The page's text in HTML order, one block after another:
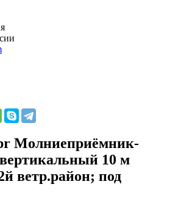
Молниеприёмник-
10 м
ветр.район; под